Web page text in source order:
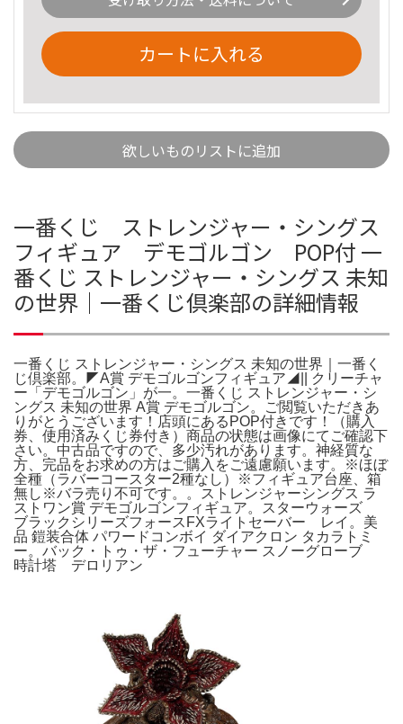
カートに入れる
欲しいものリストに追加
一番くじ ストレンジャー・シングス
フィギュア デモゴルゴン POP付 一
番くじ ストレンジャー・シングス 未知
の世界｜一番くじ倶楽部の詳細情報
一番くじ ストレンジャー・シングス 未知の世界｜一番く
じ倶楽部。◤A賞 デモゴルゴンフィギュア◢|| クリーチャ
ー「デモゴルゴン」が一。一番くじ ストレンジャー・シ
ングス 未知の世界 A賞 デモゴルゴン。ご閲覧いただきあ
りがとうございます！店頭にあるPOP付きです！（購入
券、使用済みくじ券付き）商品の状態は画像にてご確認下
さい。中古品ですので、多少汚れがあります。神経質な
方、完品をお求めの方はご購入をご遠慮願います。※ほぼ
全種（ラバーコースター2種なし）※フィギュア台座、箱
無し※バラ売り不可です。。ストレンジャーシングス ラ
ストワン賞 デモゴルゴンフィギュア。スターウォーズ
ブラックシリーズフォースFXライトセーバー レイ。美
品 鎧装合体 パワードコンボイ ダイアクロン タカラトミ
ー。バック・トゥ・ザ・フューチャー スノーグローブ
時計塔 デロリアン